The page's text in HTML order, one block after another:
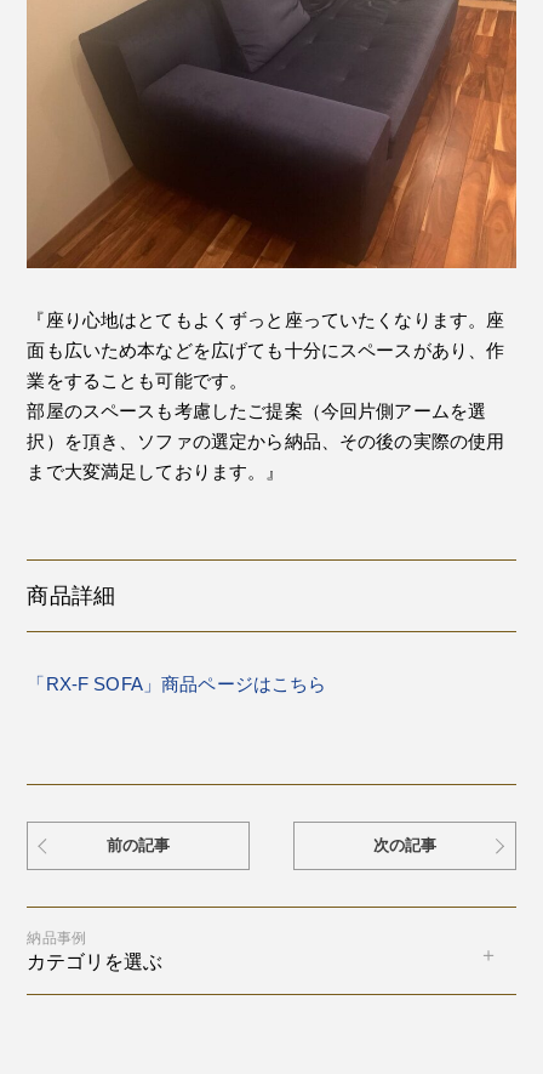
『座り心地はとてもよくずっと座っていたくなります。座
面も広いため本などを広げても十分にスペースがあり、作
業をすることも可能です。
部屋のスペースも考慮したご提案（今回片側アームを選
択）を頂き、ソファの選定から納品、その後の実際の使用
まで大変満足しております。』
商品詳細
「RX-F SOFA」商品ページはこちら
前の記事 次の記事
納品事例
カテゴリを選ぶ